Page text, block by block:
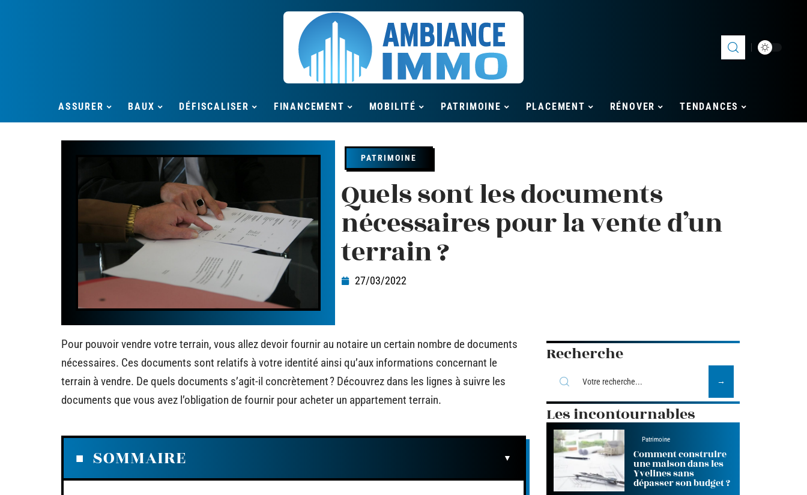
ASSURER BAUX DÉFISCALISER FINANCEMENT MOBILITÉ PATRIMOINE PLACEMENT RÉNOVER TENDANCES
PATRIMOINE
Quels sont les documents
nécessaires pour la vente d’un
terrain ?
27/03/2022
Pour pouvoir vendre votre terrain, vous allez devoir fournir au notaire un certain nombre de documents
nécessaires. Ces documents sont relatifs à votre identité ainsi qu’aux informations concernant le
terrain à vendre. De quels documents s’agit-il concrètement ? Découvrez dans les lignes à suivre les
documents que vous avez l’obligation de fournir pour acheter un appartement terrain.
SOMMAIRE
Recherche
Les incontournables
Patrimoine
Comment construire
une maison dans les
Yvelines sans
dépasser son budget ?